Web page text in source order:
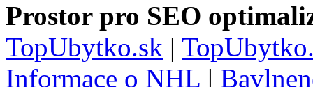
Prostor pro SEO
TopUbytko.sk |
Informace o NHL |